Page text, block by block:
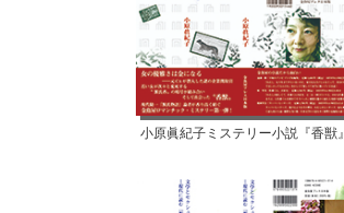
小原眞紀子ミステリー小説『香獣』